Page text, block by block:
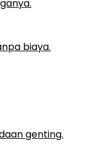
biaya.
genting.